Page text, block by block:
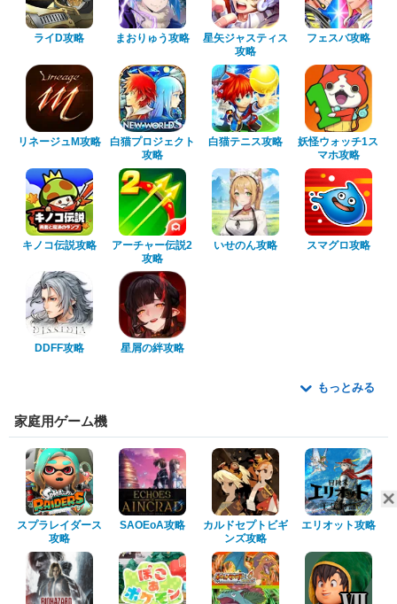
ライD攻略 まおりゅう攻略
星矢ジャスティス
攻略
フェスバ攻略
リネージュM攻略
白猫プロジェクト
攻略
白猫テニス攻略
妖怪ウォッチ1ス
マホ攻略
キノコ伝説攻略
アーチャー伝説2
攻略
いせのん攻略 スマグロ攻略
DDFF攻略 星屑の絆攻略
もっとみる
家庭用ゲーム機
スプラレイダース
攻略
SAOEoA攻略
カルドセプトビギ
ンズ攻略
エリオット攻略